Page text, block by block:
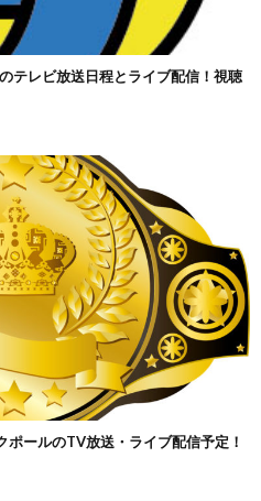
テレビ放送日程とライブ配信！視聴
ポールのTV放送・ライブ配信予定！